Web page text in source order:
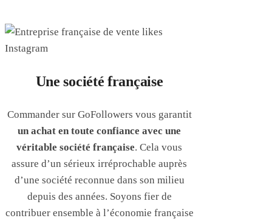
Une société française
Commander sur GoFollowers vous garantit
un achat en toute confiance avec une
véritable société française. Cela vous
assure d’un sérieux irréprochable auprès
d’une société reconnue dans son milieu
depuis des années. Soyons fier de
contribuer ensemble à l’économie française